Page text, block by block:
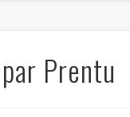
Prentu